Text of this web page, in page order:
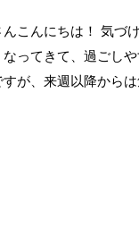
んこんにちは！ 気づ
なってきて、過ごし
すが、来週以降から